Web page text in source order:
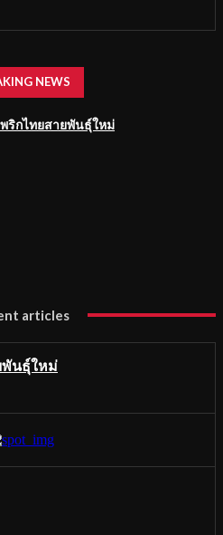
NEWS
ริกไทยสายพันธุ์ใหม่
articles
พันธุ์ใหม่